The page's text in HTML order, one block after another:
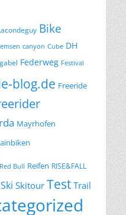
Bike
canyon Cube DH
Federweg Festival
blog.de Freeride
Mayrhofen
Red Bull Reifen RISE&FALL
Ski Skitour Test Trail